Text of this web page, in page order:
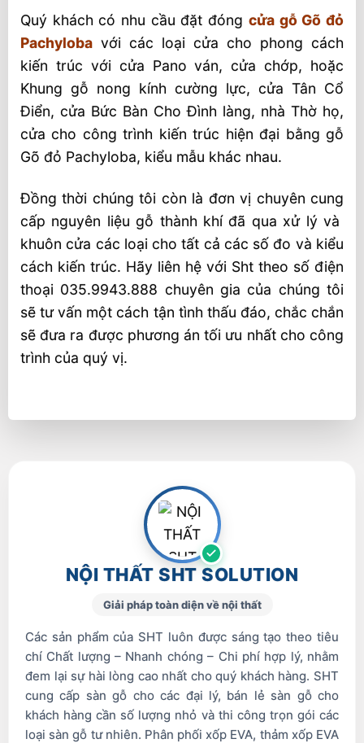
Quý khách có nhu cầu đặt đóng cửa gỗ Gõ đỏ
Pachyloba với các loại cửa cho phong cách
kiến trúc với cửa Pano ván, cửa chớp, hoặc
Khung gỗ nong kính cường lực, cửa Tân Cổ
Điển, cửa Bức Bàn Cho Đình làng, nhà Thờ họ,
cửa cho công trình kiến trúc hiện đại bằng gỗ
Gõ đỏ Pachyloba, kiểu mẫu khác nhau.
Đồng thời chúng tôi còn là đơn vị chuyên cung
cấp nguyên liệu gỗ thành khí đã qua xử lý và
khuôn cửa các loại cho tất cả các số đo và kiểu
cách kiến trúc. Hãy liên hệ với Sht theo số điện
thoại 035.9943.888 chuyên gia của chúng tôi
sẽ tư vấn một cách tận tình thấu đáo, chắc chắn
sẽ đưa ra được phương án tối ưu nhất cho công
trình của quý vị.
NỘI THẤT SHT SOLUTION
Giải pháp toàn diện về nội thất
Các sản phẩm của SHT luôn được sáng tạo theo tiêu
chí Chất lượng – Nhanh chóng – Chi phí hợp lý, nhằm
đem lại sự hài lòng cao nhất cho quý khách hàng. SHT
cung cấp sàn gỗ cho các đại lý, bán lẻ sàn gỗ cho
khách hàng cần số lượng nhỏ và thi công trọn gói các
loại sàn gỗ tư nhiên. Phân phối xốp EVA, thảm xốp EVA